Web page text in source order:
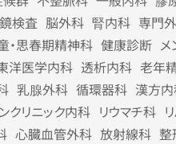
検査 脳外科 腎内科 専門
・思春期精神科 健康診断 メ
洋医学内科 透析内科 老年
乳腺外科 循環器科 漢方
クリニック内科 リウマチ科
心臓血管外科 放射線科 整